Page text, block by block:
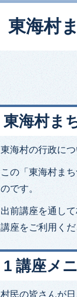
東海村
東海村ま
東海村の行政に
この「東海村ま
のです。
出前講座を通し
講座をご利用くだ
1 講座メ
村民の皆さんが